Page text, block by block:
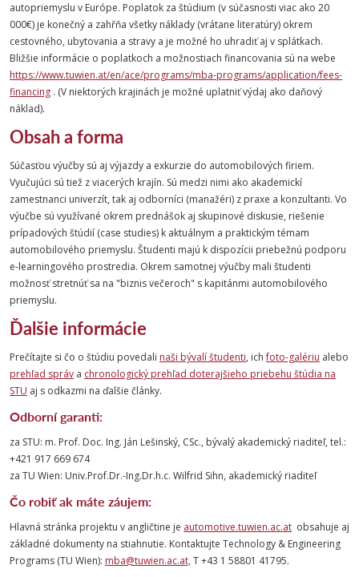
autopriemyslu v Európe. Poplatok za štúdium (v súčasnosti viac ako 20
000€) je konečný a zahřňa všetky náklady (vrátane literatúry) okrem
cestovného, ubytovania a stravy a je možné ho uhradiť aj v splátkach.
Bližšie informácie o poplatkoch a možnostiach financovania sú na webe
https://www.tuwien.at/en/ace/programs/mba-programs/application/fees-
financing . (V niektorých krajinách je možné uplatniť výdaj ako daňový
náklad).
Obsah a forma
Súčasťou výučby sú aj výjazdy a exkurzie do automobilových firiem.
Vyučujúci sú tiež z viacerých krajín. Sú medzi nimi ako akademickí
zamestnanci univerzít, tak aj odborníci (manažéri) z praxe a konzultanti. Vo
výučbe sú využívané okrem prednášok aj skupinové diskusie, riešenie
prípadových štúdií (case studies) k aktuálnym a praktickým témam
automobilového priemyslu. Študenti majú k dispozícii priebežnú podporu
e-learningového prostredia. Okrem samotnej výučby mali študenti
možnosť stretnúť sa na "biznis večeroch" s kapitánmi automobilového
priemyslu.
Ďalšie informácie
Prečítajte si čo o štúdiu povedali naši bývalí študenti, ichfoto-galériu alebo
prehľad správ a chronologický prehľad doterajšieho priebehu štúdia na
STU aj s odkazmi na ďalšie články.
Odborní garanti:
za STU: m. Prof. Doc. Ing. Ján Lešinský, CSc., bývalý akademický riaditeľ, tel.:
+421 917 669 674
za TU Wien: Univ.Prof.Dr.-Ing.Dr.h.c. Wilfrid Sihn, akademický riaditeľ
Čo robiť ak máte záujem:
Hlavná stránka projektu v angličtine je automotive.tuwien.ac.at obsahuje aj
základné dokumenty na stiahnutie. Kontaktujte Technology & Engineering
Programs (TU Wien): mba@tuwien.ac.at, T +43 1 58801 41795.